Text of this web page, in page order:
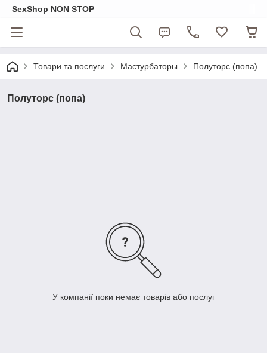
SexShop NON STOP
Товари та послуги Мастурбаторы Полуторс (попа)
Полуторс (попа)
У компанії поки немає товарів або послуг